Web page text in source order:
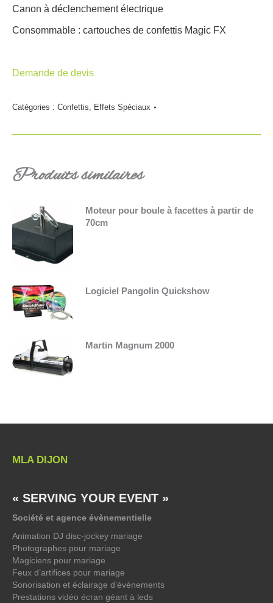
Canon à déclenchement électrique
Consommable : cartouches de confettis Magic FX
Demande de devis
Catégories : Confettis Effets Spéciaux
Produits similaires
Moteur pour boule à facettes à partir de
70cm
Logiciel Pangolin Quickshow
Martin Magnum 2000
MLA DIJON
« SERVING YOUR EVENT »
Société et agence évènementielle
Animation DJ disc-jockey mariage
Photographes pour mariage
Magiciens pour mariage
Feux d’artifices pour mariage
Sonorisation et éclairage d’évènements
Prestations vidéo écran géant à leds